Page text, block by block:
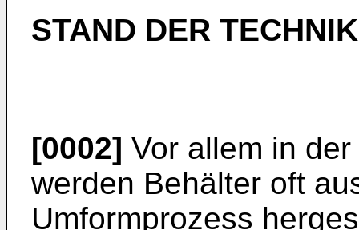
STAND DER TECHNIK
[0002] Vor allem in
werden Behälter oft
Umformprozess